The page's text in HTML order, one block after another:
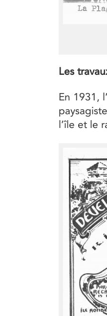
Les
En 1931,
l’île et le